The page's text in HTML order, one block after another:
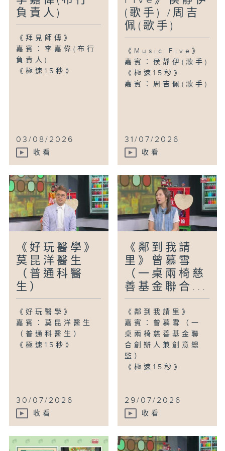
負責人)
《拜見師傅》
嘉賓：李嘉偉(布行
負責人)
《極速15秒》
03/08/2026
收看
(歌手) /周吉
佩(歌手)
《Music Five》
嘉賓：侯靜伊(歌手)
《極速15秒》
嘉賓：周吉佩(歌手)
31/07/2026
收看
《好玩醫學》
莫昆洋醫生
（普通科醫
生）
《好玩醫學》
嘉賓：莫昆洋醫生
（普通科醫生）
《極速15秒》
30/07/2026
收看
《鄰到我請
里》曾慕雪
（一桌兩椅慈
善基金聯合...
《鄰到我請里》
嘉賓：曾慕雪（一
桌兩椅慈善基金聯
合創辦人兼創意總
監）
《極速15秒》
29/07/2026
收看